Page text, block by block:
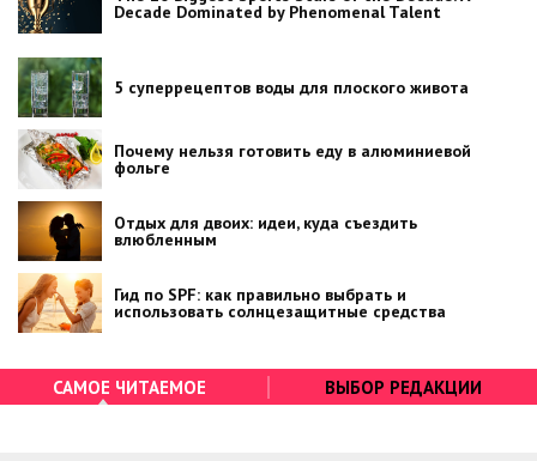
Decade Dominated by Phenomenal Talent
5 суперрецептов воды для плоского живота
Почему нельзя готовить еду в алюминиевой
фольге
Отдых для двоих: идеи, куда съездить
влюбленным
Гид по SPF: как правильно выбрать и
использовать солнцезащитные средства
САМОЕ ЧИТАЕМОЕ ВЫБОР РЕДАКЦИИ